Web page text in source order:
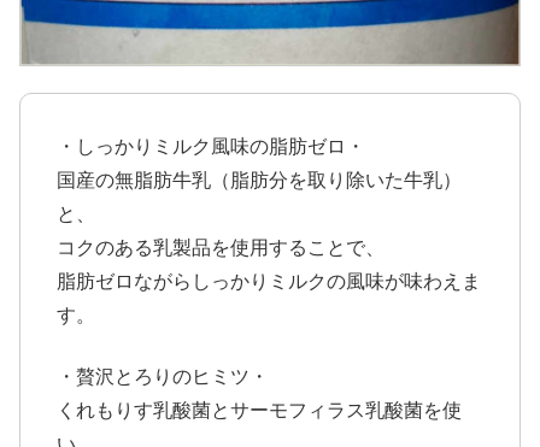
・しっかりミルク風味の脂肪ゼロ・
国産の無脂肪牛乳（脂肪分を取り除いた牛乳）
と、
コクのある乳製品を使用することで、
脂肪ゼロながらしっかりミルクの風味が味わえま
す。
・贅沢とろりのヒミツ・
くれもりす乳酸菌とサーモフィラス乳酸菌を使